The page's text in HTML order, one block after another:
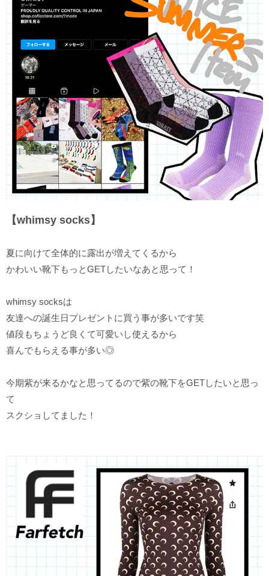
【whimsy socks】
夏に向けて全体的に露出が増えてくるから
かわいい靴下もっとGETしたいなあと思って！
whimsy socksは
友達への誕生日プレゼントに買う事が多いです笑
値段もちょうど良くて可愛いし使えるから
喜んでもらえる事が多い◎
今期紫が来るかなと思ってるので紫の靴下をGETしたいと思っ
て
スクショしてました！